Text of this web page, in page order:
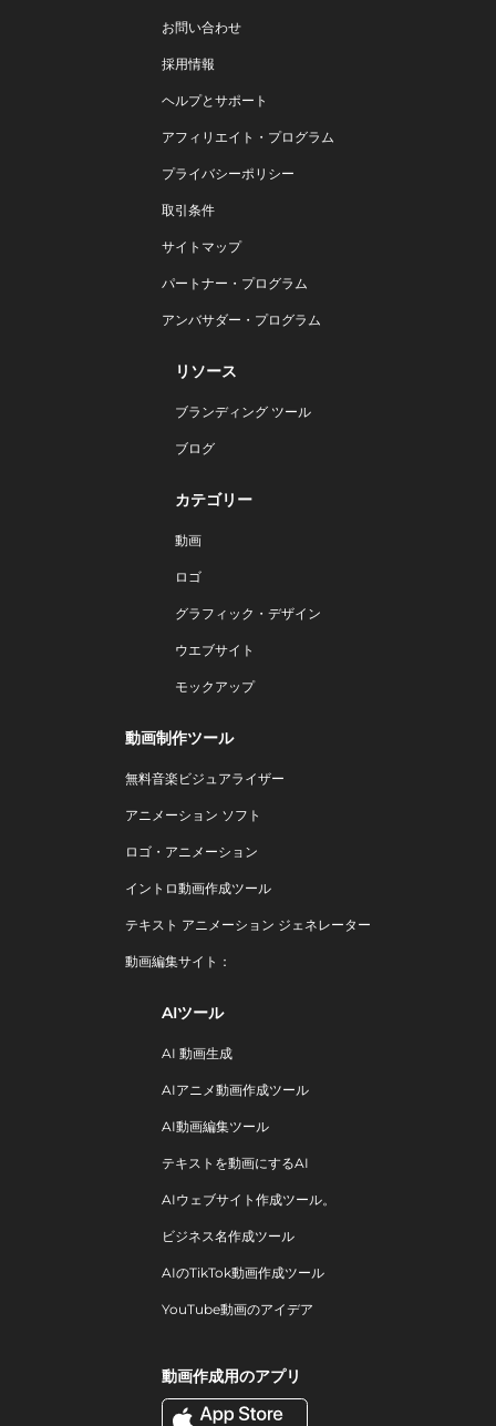
お問い合わせ
採用情報
ヘルプとサポート
アフィリエイト・プログラム
プライバシーポリシー
取引条件
サイトマップ
パートナー・プログラム
アンバサダー・プログラム
リソース
ブランディング ツール
ブログ
カテゴリー
動画
ロゴ
グラフィック・デザイン
ウエブサイト
モックアップ
動画制作ツール
無料音楽ビジュアライザー
アニメーション ソフト
ロゴ・アニメーション
イントロ動画作成ツール
テキスト アニメーション ジェネレーター
動画編集サイト：
AIツール
AI 動画生成
AIアニメ動画作成ツール
AI動画編集ツール
テキストを動画にするAI
AIウェブサイト作成ツール。
ビジネス名作成ツール
AIのTikTok動画作成ツール
YouTube動画のアイデア
動画作成用のアプリ